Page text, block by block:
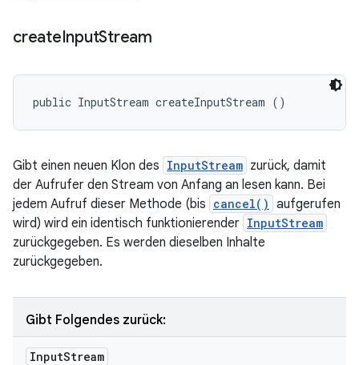
createInputStream
public InputStream createInputStream ()
Gibt einen neuen Klon des InputStream zurück, damit
der Aufrufer den Stream von Anfang an lesen kann. Bei
jedem Aufruf dieser Methode (bis cancel() aufgerufen
wird) wird ein identisch funktionierender InputStream
zurückgegeben. Es werden dieselben Inhalte
zurückgegeben.
Gibt Folgendes zurück:
InputStream